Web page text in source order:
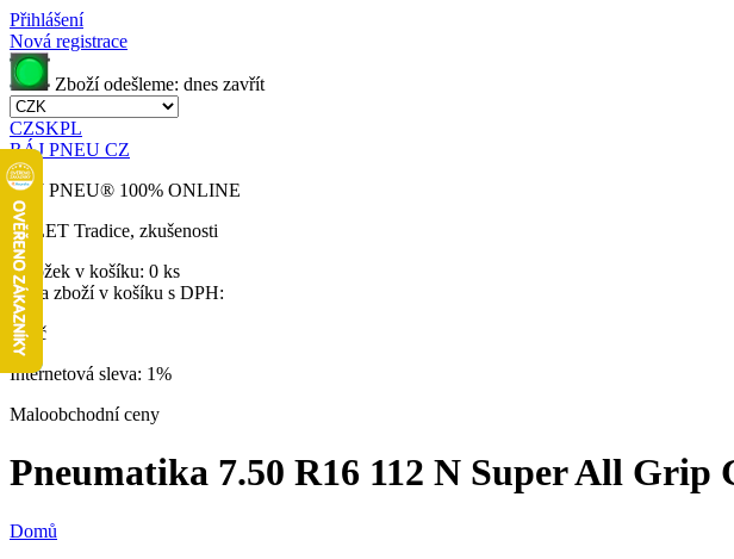
Přihlášení
Nová registrace
Zboží odešleme: dnes zavřít
CZSKPL
RÁJ PNEU CZ
RÁJ PNEU® 100% ONLINE
32 LET Tradice, zkušenosti
Položek v košíku: 0 ks
Cena zboží v košíku s DPH:
0 Kč
Internetová sleva: 1%
Maloobchodní ceny
Pneumatika 7.50 R16 112 N Super All Grip
Domů